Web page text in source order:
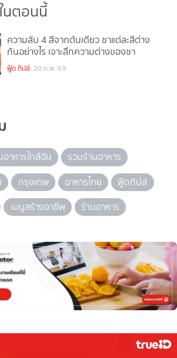
นตอนนี้
ความลับ 4 สีจากต้นเดียว ชาแต่ละสีต่าง
กันอย่างไร เจาะลึกความต่างของชา
ฟู้ด ทิปส์ 20 ก.พ. 69
อาหารใกล้ฉัน
รวมร้านอาหาร
กรุงเทพ อาหารไทย
ฟู้ดทิปส์
เมนูสร้างอาชีพ ร้านอาหาร